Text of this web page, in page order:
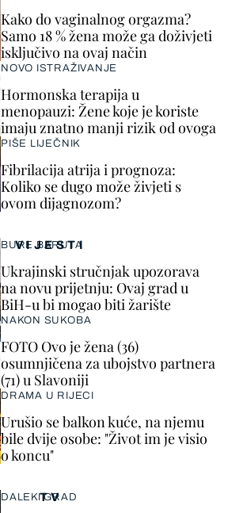
VIJESTI
BURE BARUTA
Ukrajinski stručnjak upozorava
na novu prijetnju: Ovaj grad u
BiH-u bi mogao biti žarište
NAKON SUKOBA
FOTO Ovo je žena (36)
osumnjičena za ubojstvo partnera
(71) u Slavoniji
DRAMA U RIJECI
Urušio se balkon kuće, na njemu
bile dvije osobe: "Život im je visio
o koncu"
Kako do vaginalnog orgazma?
Samo 18 % žena može ga doživjeti
isključivo na ovaj način
NOVO ISTRAŽIVANJE
Hormonska terapija u
menopauzi: Žene koje je koriste
imaju znatno manji rizik od ovoga
PIŠE LIJEČNIK
Fibrilacija atrija i prognoza:
Koliko se dugo može živjeti s
ovom dijagnozom?
TV
DALEKI GRAD